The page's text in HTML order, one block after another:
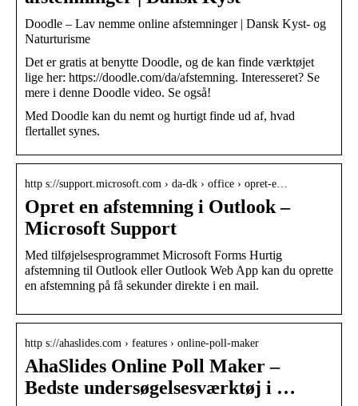
Doodle – Lav nemme online afstemninger | Dansk Kyst- og
Naturturisme
Det er gratis at benytte Doodle, og de kan finde værktøjet
lige her: https://doodle.com/da/afstemning. Interesseret? Se
mere i denne Doodle video. Se også!
Med Doodle kan du nemt og hurtigt finde ud af, hvad
flertallet synes.
http s://support.microsoft.com › da-dk › office › opret-e…
Opret en afstemning i Outlook –
Microsoft Support
Med tilføjelsesprogrammet Microsoft Forms Hurtig
afstemning til Outlook eller Outlook Web App kan du oprette
en afstemning på få sekunder direkte i en mail.
http s://ahaslides.com › features › online-poll-maker
AhaSlides Online Poll Maker –
Bedste undersøgelsesværktøj i …